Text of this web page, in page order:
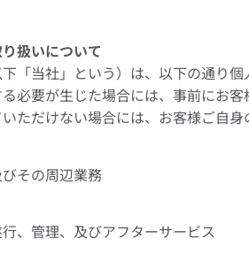
扱いについて
「当社」という）は、以下の通り
必要が生じた場合には、事前にお
ただけない場合には、お客様ご自
その周辺業務
、管理、及びアフターサービス